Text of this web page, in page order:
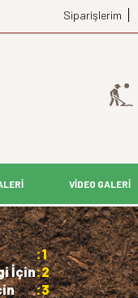
Siparişlerim
VİDEO GALERİ
İçin
:1
:2
:3